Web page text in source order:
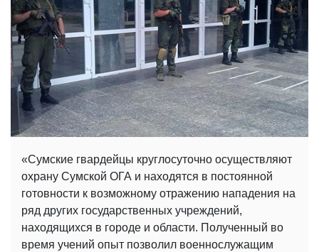
«Сумские гвардейцы круглосуточно осуществляют
охрану Сумской ОГА и находятся в постоянной
готовности к возможному отражению нападения на
ряд других государственных учреждений,
находящихся в городе и области. Полученный во
время учений опыт позволил военнослужащим